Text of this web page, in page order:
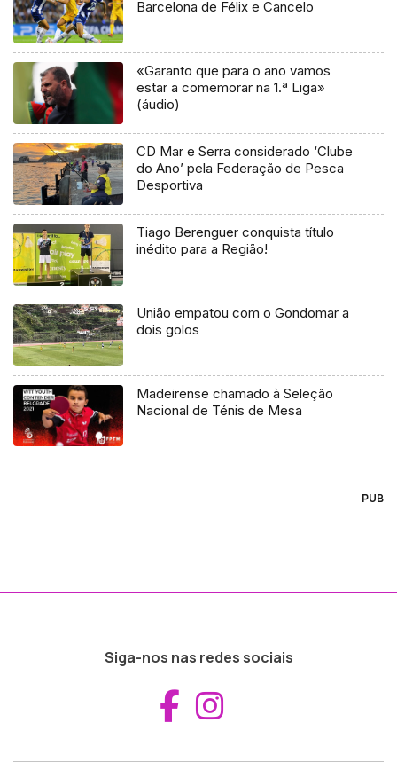
Barcelona de Félix e Cancelo
«Garanto que para o ano vamos
estar a comemorar na 1.ª Liga»
(áudio)
CD Mar e Serra considerado ‘Clube
do Ano’ pela Federação de Pesca
Desportiva
Tiago Berenguer conquista título
inédito para a Região!
União empatou com o Gondomar a
dois golos
Madeirense chamado à Seleção
Nacional de Ténis de Mesa
PUB
Siga-nos nas redes sociais
Aceder ao